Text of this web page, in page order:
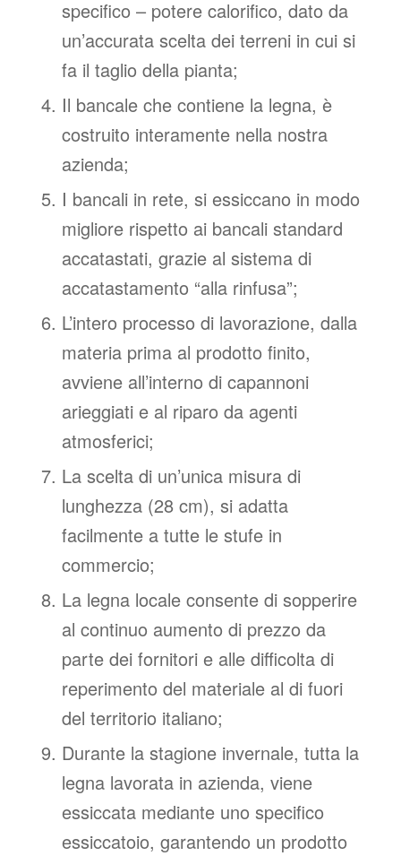
specifico – potere calorifico, dato da
un’accurata scelta dei terreni in cui si
fa il taglio della pianta;
Il bancale che contiene la legna, è
costruito interamente nella nostra
azienda;
I bancali in rete, si essiccano in modo
migliore rispetto ai bancali standard
accatastati, grazie al sistema di
accatastamento “alla rinfusa”;
L’intero processo di lavorazione, dalla
materia prima al prodotto finito,
avviene all’interno di capannoni
arieggiati e al riparo da agenti
atmosferici;
La scelta di un’unica misura di
lunghezza (28 cm), si adatta
facilmente a tutte le stufe in
commercio;
La legna locale consente di sopperire
al continuo aumento di prezzo da
parte dei fornitori e alle difficolta di
reperimento del materiale al di fuori
del territorio italiano;
Durante la stagione invernale, tutta la
legna lavorata in azienda, viene
essiccata mediante uno specifico
essiccatoio, garantendo un prodotto